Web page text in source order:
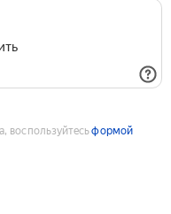
воспользуйтесьформой